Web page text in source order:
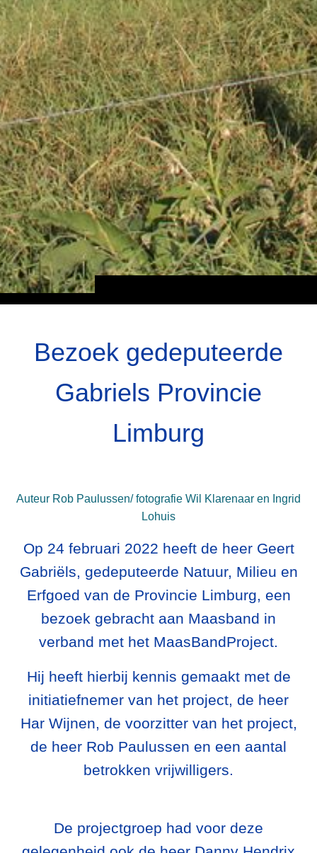
Bezoek gedeputeerde
Gabriels Provincie
Limburg
Auteur Rob Paulussen/ fotografie Wil Klarenaar en Ingrid
Lohuis
Op 24 februari 2022 heeft de heer Geert
Gabriëls, gedeputeerde Natuur, Milieu en
Erfgoed van de Provincie Limburg, een
bezoek gebracht aan Maasband in
verband met het MaasBandProject.
Hij heeft hierbij kennis gemaakt met de
initiatiefnemer van het project, de heer
Har Wijnen, de voorzitter van het project,
de heer Rob Paulussen en een aantal
betrokken vrijwilligers.
De projectgroep had voor deze